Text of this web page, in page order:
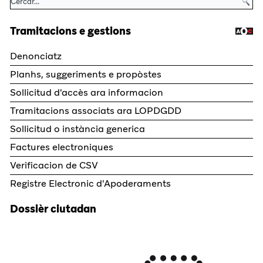
Tramitacions e gestions
Denonciatz
Planhs, suggeriments e propòstes
Sollicitud d'accès ara informacion
Tramitacions associats ara LOPDGDD
Sollicitud o instància generica
Factures electroniques
Verificacion de CSV
Registre Electronic d'Apoderaments
Dossièr ciutadan